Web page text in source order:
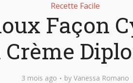
Recette Facile
Façon
Crème
3 mois ago by Vanessa Romano